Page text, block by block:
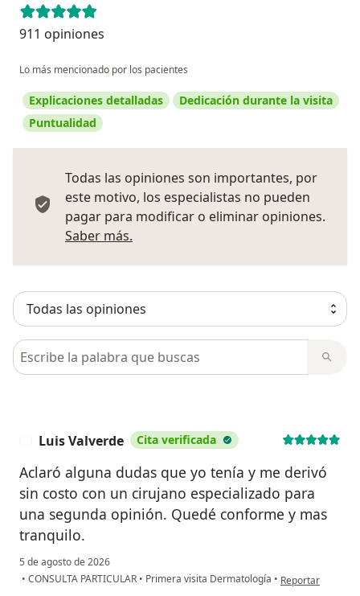
911 opiniones
Lo más mencionado por los pacientes
Explicaciones detalladas
Dedicación durante la visita
Puntualidad
Todas las opiniones son importantes, por
este motivo, los especialistas no pueden
pagar para modificar o eliminar opiniones.
Saber más.
Busca en opiniones
Luis Valverde Cita verificada
Aclaró alguna dudas que yo tenía y me derivó
sin costo con un cirujano especializado para
una segunda opinión. Quedé conforme y mas
tranquilo.
5 de agosto de 2026
• CONSULTA PARTICULAR • Primera visita Dermatología • en opinión del
Reportar